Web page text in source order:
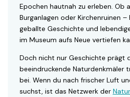
Epochen hautnah zu erleben. Ob
Burganlagen oder Kirchenruinen –
geballte Geschichte und
im Museum aufs Neue vertiefen
Doch nicht nur Geschichte prägt
beeindruckende Naturdenkmäler
bei. Wenn du nach frischer Luft
suchst, ist das Netzwerk der